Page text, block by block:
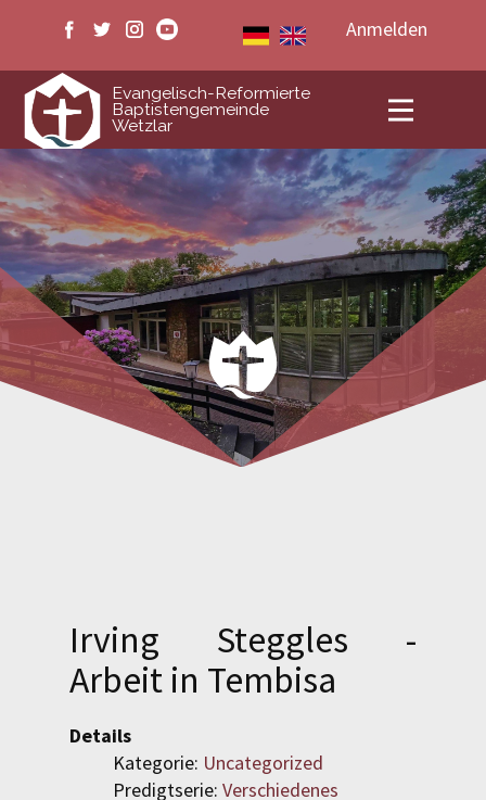
Anmelden
Evangelisch-Reformierte
Baptistengemeinde
Wetzlar
ERB Wetzlar
Veranstaltungen
Medien
Livestream
Kontakt
REGISTRIEREN
Irving Steggles -
Arbeit in Tembisa
Details
Kategorie: Uncategorized
Predigtserie: Verschiedenes